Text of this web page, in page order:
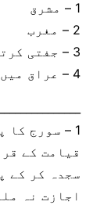
1 – مشرق
2 – مغرب
3 – جفتی کرتے ہیں۔
4 – عراق میں واقع ایک نہر
1 – سورج
قیامت کے
سجدہ کر کے
اجازت نہ